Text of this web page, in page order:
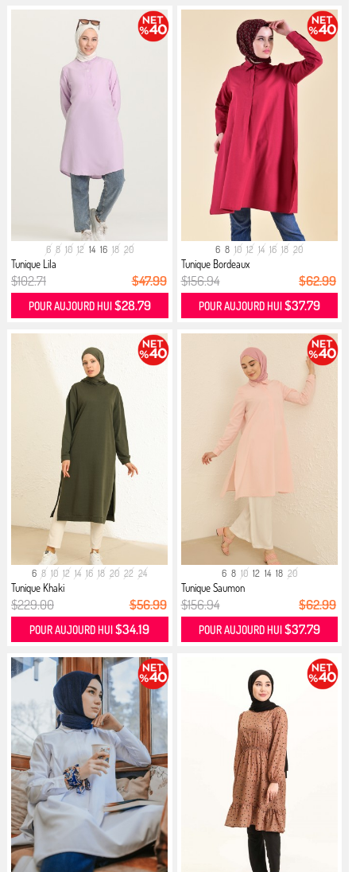
6 8 10 12 14 16 18 20
Tunique Lila
$102.71 $47.99
POUR AUJOURD HUI $28.79
6 8 10 12 14 16 18 20
Tunique Bordeaux
$156.94 $62.99
POUR AUJOURD HUI $37.79
6 8 10 12 14 16 18 20 22 24
Tunique Khaki
$229.00 $56.99
POUR AUJOURD HUI$34.19
6 8 10 12 14 18 20
Tunique Saumon
$156.94 $62.99
POUR AUJOURD HUI $37.79